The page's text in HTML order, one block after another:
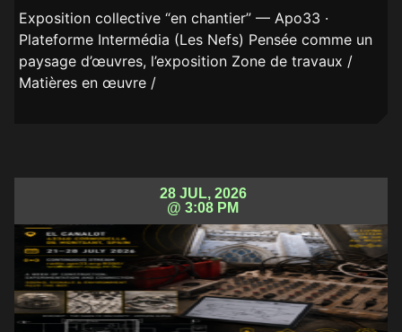
Exposition collective “en chantier” — Apo33 ·
Plateforme Intermédia (Les Nefs) Pensée comme un
paysage d’œuvres, l’exposition Zone de travaux /
Matières en œuvre /
28 JUL, 2026
@ 3:08 PM